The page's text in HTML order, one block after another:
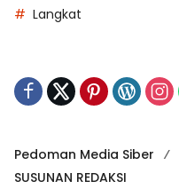
Langkat
Pedoman Media Siber
SUSUNAN REDAKSI